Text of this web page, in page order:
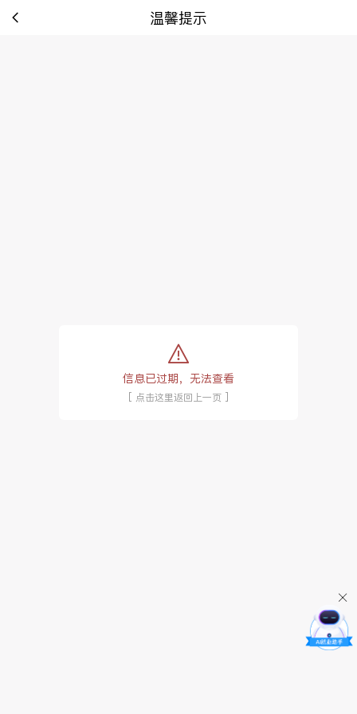
温馨提示
tip:
信息已过期，无法查看
[ 点击这里返回上一页 ]